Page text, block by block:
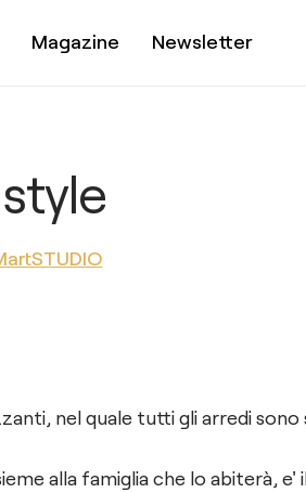
Magazine Newsletter
nel quale tutti gli arredi sono
alla famiglia che lo abiterà, e'